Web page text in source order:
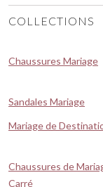
COLLECTIONS
Chaussures Mariage
Sandales Mariage
Mariage de
Chaussures de
Carré